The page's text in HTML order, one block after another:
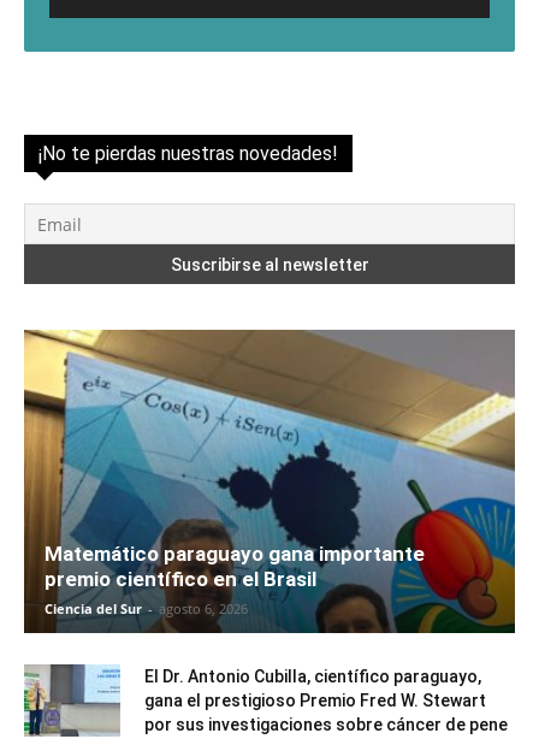
¡No te pierdas nuestras novedades!
Matemático paraguayo gana importante
premio científico en el Brasil
Ciencia del Sur - agosto 6, 2026
El Dr. Antonio Cubilla, científico paraguayo,
gana el prestigioso Premio Fred W. Stewart
por sus investigaciones sobre cáncer de pene